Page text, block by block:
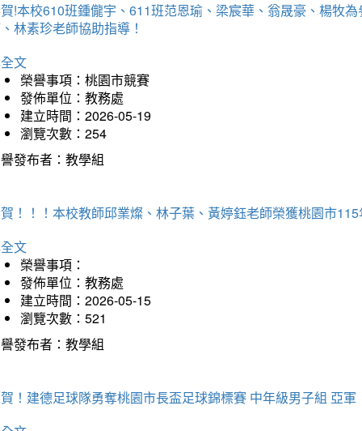
!本校610班鍾儱宇、611班范恩瑜、梁宸華、翁晟豪、楊牧
林素珍老師協助指導！
文
榮譽事項：桃園市競賽
發佈單位：教務處
建立時間：2026-05-19
瀏覽次數：254
發布者：教學組
！！！本校教師邱業燦、林子葉、黃婷鈺老師榮獲桃園市
文
榮譽事項：
發佈單位：教務處
建立時間：2026-05-15
瀏覽次數：521
發布者：教學組
！建德足球隊勇奪桃園市長盃足球錦標賽 中年級男子組 亞軍